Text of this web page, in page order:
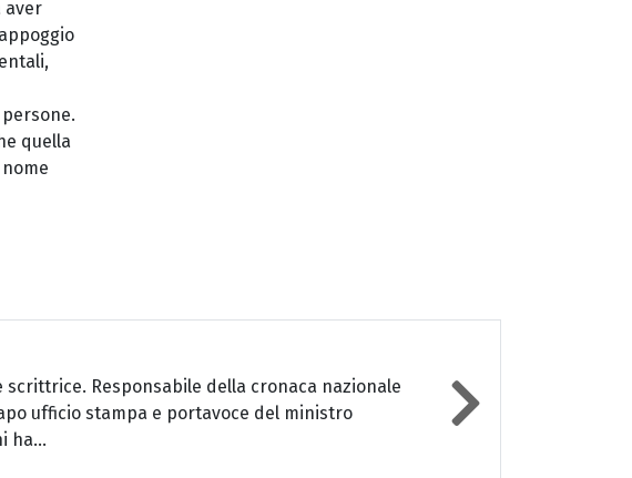
aver
quella
Responsabile della cronaca nazionale
ufficio stampa e portavoce del ministro
ha...